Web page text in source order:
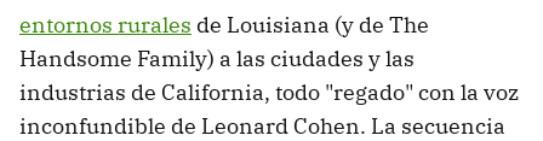
entornos rurales de Louisiana (y de The
Handsome Family) a las ciudades y las
industrias de California, todo "regado" con la voz
inconfundible de Leonard Cohen. La secuencia